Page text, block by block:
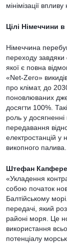
мінімізації
Цілі Німеччини
Німеччина
переходу
якої є повна
«Net-Zero»
про клімат, до
поновлюваних
досягти 100%.
роль у
передавання
електростанцій у
викопного палива.
Штефан
«Укладення
собою початок
Балтійському
передачі, який
районі моря. Це
використання
потенціалу